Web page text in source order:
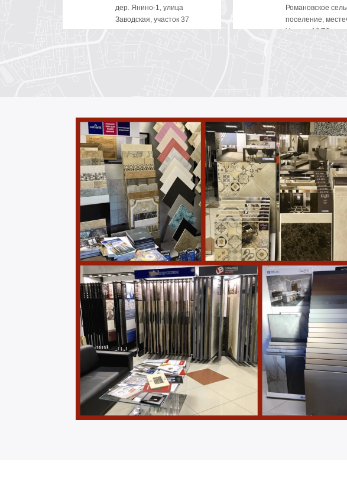
дер. Янино-1, улица
Заводская, участок 37
Романовское
поселение,
Углово, 18/73